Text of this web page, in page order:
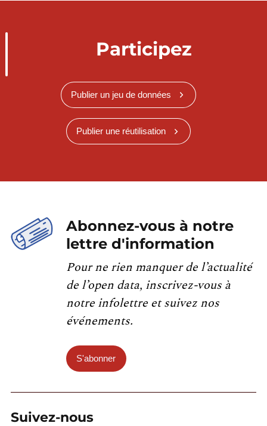
Participez
Publier un jeu de données
Publier une réutilisation
Abonnez-vous à notre
lettre d'information
Pour ne rien manquer de l’actualité
de l’open data, inscrivez-vous à
notre infolettre et suivez nos
événements.
S'abonner
Suivez-nous